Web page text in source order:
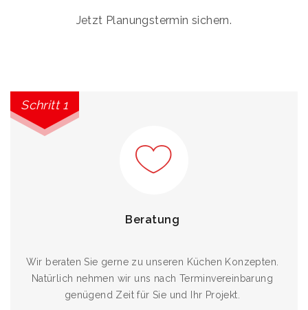
Jetzt Planungstermin sichern.
Schritt 1
Beratung
Wir beraten Sie gerne zu unseren Küchen Konzepten.
Natürlich nehmen wir uns nach Terminvereinbarung
genügend Zeit für Sie und Ihr Projekt.